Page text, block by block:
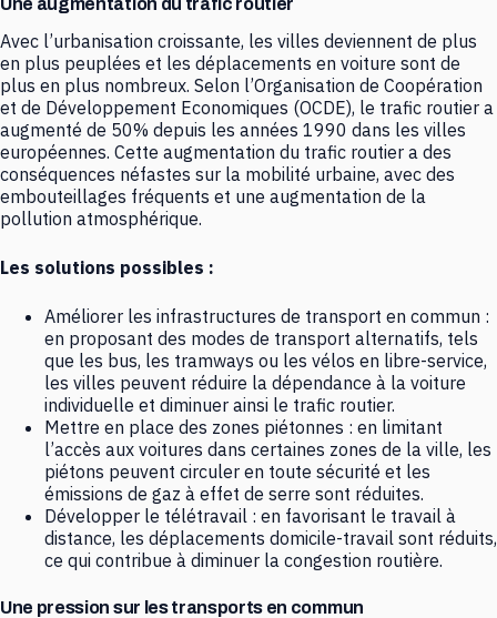
Une augmentation du trafic routier
Avec l’urbanisation croissante, les villes deviennent de plus
en plus peuplées et les déplacements en voiture sont de
plus en plus nombreux. Selon l’Organisation de Coopération
et de Développement Economiques (OCDE), le trafic routier a
augmenté de 50% depuis les années 1990 dans les villes
européennes. Cette augmentation du trafic routier a des
conséquences néfastes sur la mobilité urbaine, avec des
embouteillages fréquents et une augmentation de la
pollution atmosphérique.
Les solutions possibles :
Améliorer les infrastructures de transport en commun :
en proposant des modes de transport alternatifs, tels
que les bus, les tramways ou les vélos en libre-service,
les villes peuvent réduire la dépendance à la voiture
individuelle et diminuer ainsi le trafic routier.
Mettre en place des zones piétonnes : en limitant
l’accès aux voitures dans certaines zones de la ville, les
piétons peuvent circuler en toute sécurité et les
émissions de gaz à effet de serre sont réduites.
Développer le télétravail : en favorisant le travail à
distance, les déplacements domicile-travail sont réduits,
ce qui contribue à diminuer la congestion routière.
Une pression sur les transports en commun